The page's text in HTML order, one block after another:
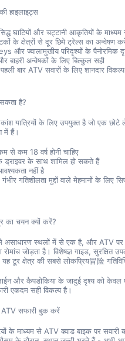
हाइलाइट्स
घाटियों और चट्टानी आकृतियों के
के क्षेत्रों से दूर छिपे ट्रेल्स का अन्वेषण
और ज्वालामुखीय परिदृश्यों के
बाहरी अन्वेषकों के लिए बिल्कुल सही
बार ATV सवारों के लिए शानदार विकल्प
है?
यात्रियों के लिए उपयुक्त है जो एक छोटे
में हैं।
से कम 18 वर्ष होनी चाहिए
ड्राइवर के साथ शामिल हो सकते हैं
नहीं है
गंभीर गतिशीलता मुद्दों वाले मेहमानों के लिए
का चयन क्यों करें?
असाधारण स्थलों में से एक है, और ATV
जोड़ता है। विशेषज्ञ गाइड, सुरक्षित
यह टूर क्षेत्र की सबसे लोकप्रिय冒险
और कैपडोकिया के जादुई दृश्य को केवल
एकदम सही विकल्प है।
ATV सफारी बुक करें
के माध्यम से ATV क्वाड बाइक पर सवारी